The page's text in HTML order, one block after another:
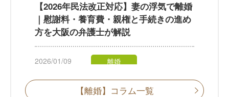
【2026年民法改正対応】妻の浮気で離婚
｜慰謝料・養育費・親権と手続きの進め
方を大阪の弁護士が解説
2026/01/09 離婚
妻の浮気が発覚した場合の離婚手続き｜
慰謝料や養育費を弁護士が解説
【離婚】コラム一覧